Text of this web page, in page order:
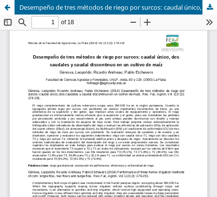
Desempeño de tres métodos de riego por surcos: caudal único, dos caudales y caudal discontinuo en un cultivo de maíz